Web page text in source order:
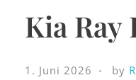
Kia
1. Juni 2026 by